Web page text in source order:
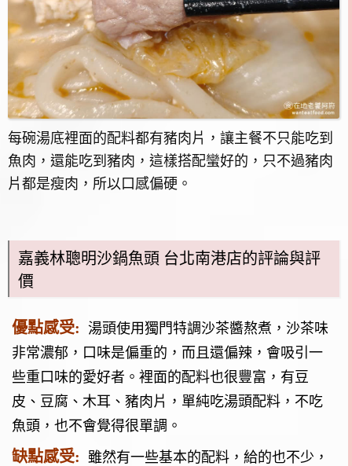
每碗湯底裡面的配料都有豬肉片，讓主餐不只能吃到
魚肉，還能吃到豬肉，這樣搭配蠻好的，只不過豬肉
片都是瘦肉，所以口感偏硬。
嘉義林聰明沙鍋魚頭 台北南港店的評論與評
價
優點感受: 湯頭使用獨門特調沙茶醬熬煮，沙茶味
非常濃郁，口味是偏重的，而且還偏辣，會吸引一
些重口味的愛好者。裡面的配料也很豐富，有豆
皮、豆腐、木耳、豬肉片，單純吃湯頭配料，不吃
魚頭，也不會覺得很單調。
缺點感受: 雖然有一些基本的配料，給的也不少，